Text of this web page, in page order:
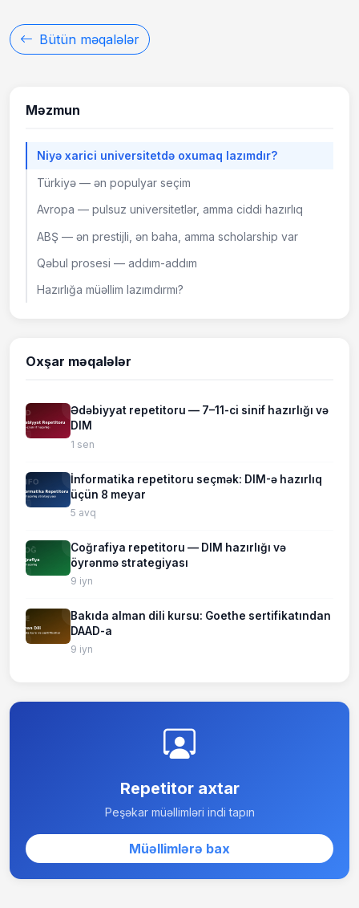
Bütün məqalələr
Məzmun
Niyə xarici universitetdə oxumaq lazımdır?
Türkiyə — ən populyar seçim
Avropa — pulsuz universitetlər, amma ciddi hazırlıq
ABŞ — ən prestijli, ən baha, amma scholarship var
Qəbul prosesi — addım-addım
Hazırlığa müəllim lazımdırmı?
Oxşar məqalələr
Ədəbiyyat repetitoru — 7–11-ci sinif hazırlığı və
DIM
1 sen
İnformatika repetitoru seçmək: DIM-ə hazırlıq
üçün 8 meyar
5 avq
Coğrafiya repetitoru — DIM hazırlığı və
öyrənmə strategiyası
9 iyn
Bakıda alman dili kursu: Goethe sertifikatından
DAAD-a
9 iyn
Repetitor axtar
Peşəkar müəllimləri indi tapın
Müəllimlərə bax